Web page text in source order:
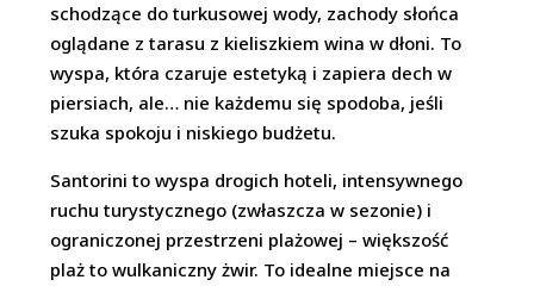
schodzące do turkusowej wody, zachody słońca
oglądane z tarasu z kieliszkiem wina w dłoni. To
wyspa, która czaruje estetyką i zapiera dech w
piersiach, ale… nie każdemu się spodoba, jeśli
szuka spokoju i niskiego budżetu.
Santorini to wyspa drogich hoteli, intensywnego
ruchu turystycznego (zwłaszcza w sezonie) i
ograniczonej przestrzeni plażowej – większość
plaż to wulkaniczny żwir. To idealne miejsce na